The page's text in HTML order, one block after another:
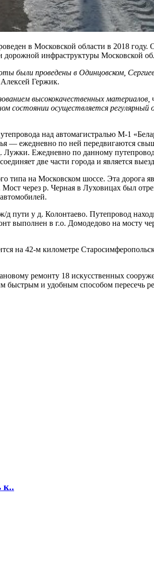
в Московской области в 2018
инфраструктуры Московской
были проведены в Одинцовском,
Гержик.
высококачественных
состоянии осуществляется
над автомагистралью М-1
— ежедневно по ней передвигаются
Ежедневно по данному
две части города и является
на Московском шоссе. Эта дорога
через р. Черная в Луховицах был
пути у д. Колонтаево. Путепровод
выполнен в г.о. Домодедово на мосту
на 42-м километре
ремонту 18 искусственных
и удобным способом пересечь
к..